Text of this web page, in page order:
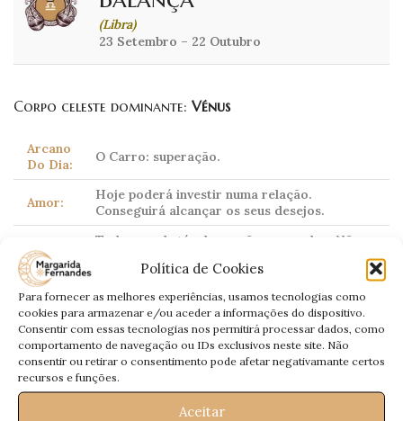
Política de Cookies
Para fornecer as melhores experiências, usamos tecnologias como
cookies para armazenar e/ou aceder a informações do dispositivo.
Consentir com essas tecnologias nos permitirá processar dados, como
comportamento de navegação ou IDs exclusivos neste site. Não
consentir ou retirar o consentimento pode afetar negativamante certos
recursos e funções.
Aceitar
(Libra)
23 Setembro – 22 Outubro
Corpo celeste dominante: Vénus
Arcano
Do Dia:
O Carro: superação.
Amor:
Hoje poderá investir numa relação.
Conseguirá alcançar os seus desejos.
Trabalho:
Todos os obstáculos serão superados. Não
Dinheiro:
Saúde:
Sujeito a dores lombares.
Escorpião